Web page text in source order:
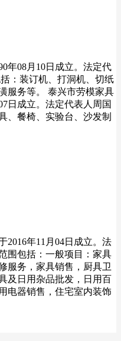
年08月10日成立。法定代
：装订机、打洞机、切纸
服务等。 泰兴市劳模家具
日成立。法定代表人周国
、餐椅、实验台、沙发制
2016年11月04日成立。法
围包括：一般项目：家具
服务，家具销售，厨具卫
及日用杂品批发，日用百
电器销售，住宅室内装饰